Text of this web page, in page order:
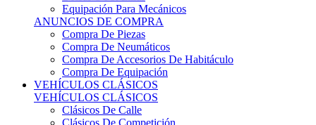
Equipación Para Mecánicos
ANUNCIOS DE COMPRA
Compra De Piezas
Compra De Neumáticos
Compra De Accesorios De Habitáculo
Compra De Equipación
VEHÍCULOS CLÁSICOS
VEHÍCULOS CLÁSICOS
Clásicos De Calle
Clásicos De Competición